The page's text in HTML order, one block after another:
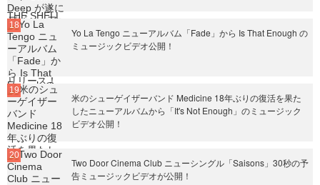
Yo La Tengo ニューアルバム「Fade」から Is That Enough の
ミュージックビデオ公開！
米のシューゲイザーバンド Medicine 18年ぶりの復活を果た
したニューアルバムから「It's Not Enough」のミュージック
ビデオ公開！
Two Door Cinema Club ニューシングル「Saisons」30秒の予
告ミュージックビデオが公開！